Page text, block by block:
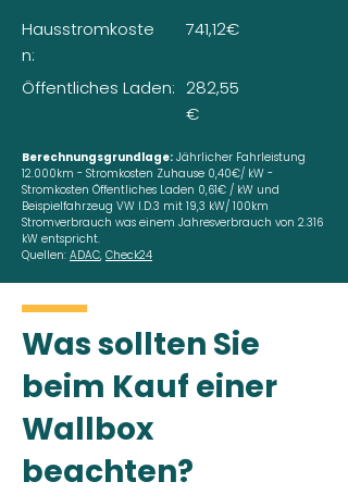
Hausstromkoste
n:
Öffentliches Laden:
741,12€
282,55
€
Berechnungsgrundlage: Jährlicher Fahrleistung
12.000km - Stromkosten Zuhause 0,40€/ kW -
Stromkosten Öffentliches Laden 0,61€ / kW und
Beispielfahrzeug VW I.D.3 mit 19,3 kW/ 100km
Stromverbrauch was einem Jahresverbrauch von 2.316
kW entspricht.
Quellen: ADAC, Check24
Was sollten Sie
beim Kauf einer
Wallbox
beachten?